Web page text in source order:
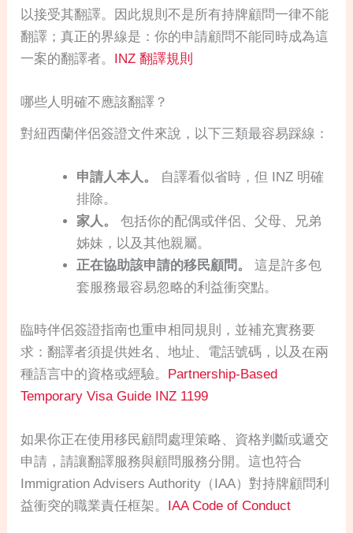
以接受其翻譯。因此規則不是所有持牌顧問一律不能
翻譯；真正的界線是：你的申請顧問不能同時成為這
一案的翻譯者。 INZ 翻譯規則
哪些人明確不應該翻譯？
對紐西蘭伴侶簽證文件來說，以下三類最容易踩線：
申請人本人。
自譯看似省時，但 INZ 明確
排除。
家人。
包括你的配偶或伴侶、父母、兄弟
姊妹，以及其他親屬。
正在協助該申請的移民顧問。
這是許多包
套服務最容易忽略的利益衝突點。
臨時伴侶簽證指南也重申相同規則，並補充實務要
求：翻譯者須提供姓名、地址、電話號碼，以及在兩
種語言中的資格或經驗。 Partnership-Based
Temporary Visa Guide INZ 1199
如果你正在使用移民顧問處理策略、資格判斷或遞交
申請，請讓翻譯服務與顧問服務分開。這也符合
Immigration Advisers Authority（IAA）對持牌顧問利
益衝突的職業責任框架。 IAA Code of Conduct